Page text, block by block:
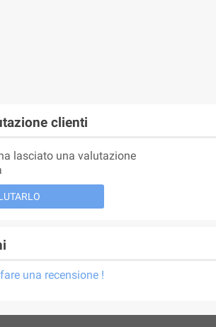
clienti
lasciato una valutazione
una recensione !